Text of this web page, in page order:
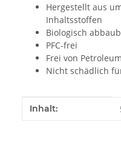
Hergestellt aus
Inhaltsstoffen
Biologisch
PFC-frei
Frei von Petroleum
Nicht schädlich
Produkteigenschaft
Wert
Inhalt: